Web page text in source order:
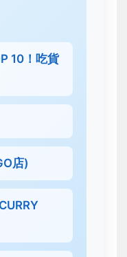
10！吃貨
店)